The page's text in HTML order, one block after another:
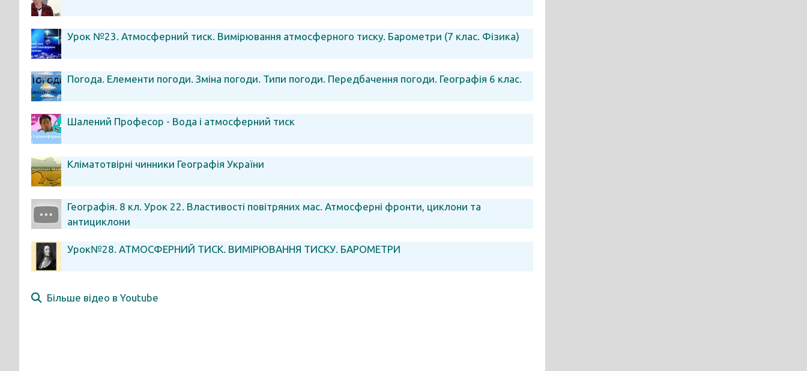
Урок №23. Атмосферний тиск. Вимірювання атмосферного тиску. Барометри (7 клас. Фізика)
Погода. Елементи погоди. Зміна погоди. Типи погоди. Передбачення погоди. Географія 6 клас.
Шалений Професор - Вода і атмосферний тиск
Кліматотвірні чинники Географія України
Географія. 8 кл. Урок 22. Властивості повітряних мас. Атмосферні фронти, циклони та
антициклони
Урок№28. АТМОСФЕРНИЙ ТИСК. ВИМІРЮВАННЯ ТИСКУ. БАРОМЕТРИ
Більше відео в Youtube